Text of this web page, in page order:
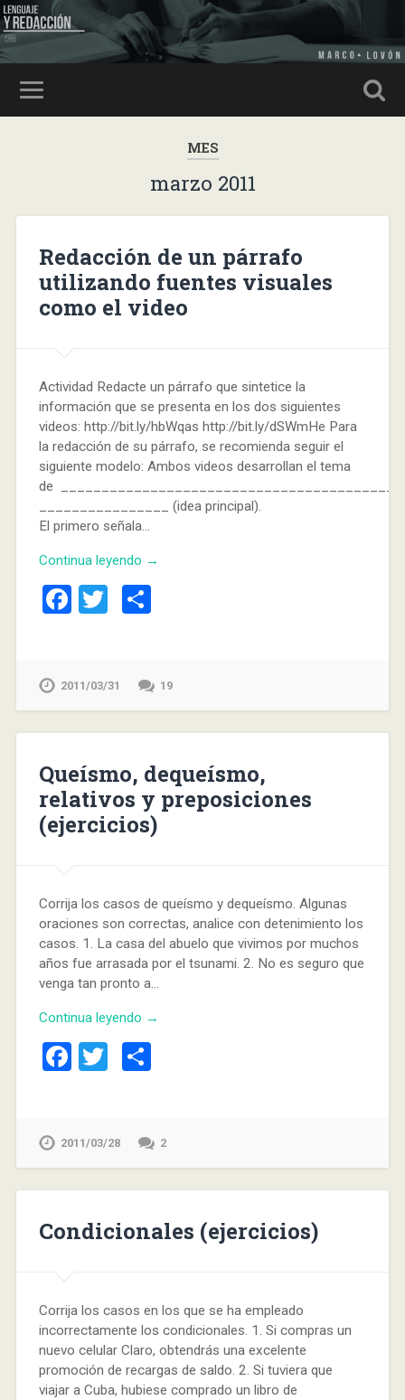
MES
marzo 2011
Redacción de un párrafo
utilizando fuentes visuales
como el video
Actividad Redacte un párrafo que sintetice la
información que se presenta en los dos siguientes
videos: http://bit.ly/hbWqas http://bit.ly/dSWmHe Para
la redacción de su párrafo, se recomienda seguir el
siguiente modelo: Ambos videos desarrollan el tema
de
________________ (idea principal).
El primero señala…
Continua leyendo →
Facebook
Twitter
2011/03/31 19
Queísmo, dequeísmo,
relativos y preposiciones
(ejercicios)
Corrija los casos de queísmo y dequeísmo. Algunas
oraciones son correctas, analice con detenimiento los
casos. 1. La casa del abuelo que vivimos por muchos
años fue arrasada por el tsunami. 2. No es seguro que
venga tan pronto a…
Continua leyendo →
Facebook
Twitter
2011/03/28 2
Condicionales (ejercicios)
Corrija los casos en los que se ha empleado
incorrectamente los condicionales. 1. Si compras un
nuevo celular Claro, obtendrás una excelente
promoción de recargas de saldo. 2. Si tuviera que
viajar a Cuba, hubiese comprado un libro de